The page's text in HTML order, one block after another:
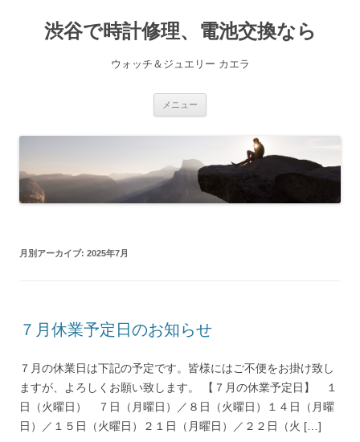
渋谷で時計修理、電池交換なら
ウォッチ＆ジュエリー カエラ
メニュー
ス
キ
プ
月別アーカイブ: 2025年7月
７月休業予定日のお知らせ
７月の休業日は下記の予定です。皆様にはご不便をお掛け致し
ますが、よろしくお願い致します。 【７月の休業予定日】 １
日（火曜日） ７日（月曜日）／８日（火曜日）１４日（月曜
日）／１５日（火曜日）２１日（月曜日）／２２日（火 […]